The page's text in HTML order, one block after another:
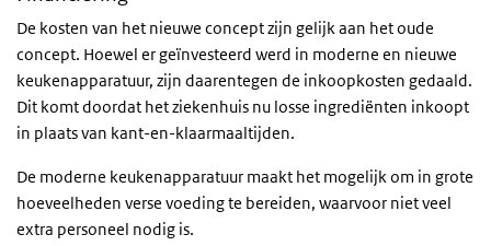
De kosten van het nieuwe concept zijn gelijk aan het oude
concept. Hoewel er geïnvesteerd werd in moderne en nieuwe
keukenapparatuur, zijn daarentegen de inkoopkosten gedaald.
Dit komt doordat het ziekenhuis nu losse ingrediënten inkoopt
in plaats van kant-en-klaarmaaltijden.
De moderne keukenapparatuur maakt het mogelijk om in grote
hoeveelheden verse voeding te bereiden, waarvoor niet veel
extra personeel nodig is.